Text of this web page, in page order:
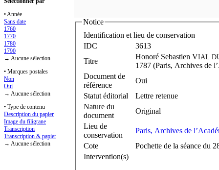
• Année
Sans date
1760
1770
1780
1790
→ Aucune sélection
• Marques postales
Non
Oui
→ Aucune sélection
• Type de contenu
Description du papier
Image du filigrane
Transcription
Transcription & papier
→ Aucune sélection
Notice
Identification et lieu de conservation
IDC
3613
Titre
Honoré Sebastien VIAL
1787 (Paris, Archives de
Document de
référence
Oui
Statut éditorial
Lettre retenue
Nature du
document
Original
Lieu de
conservation
Paris, Archives de
Cote
Pochette de la séance du
Intervention(s)